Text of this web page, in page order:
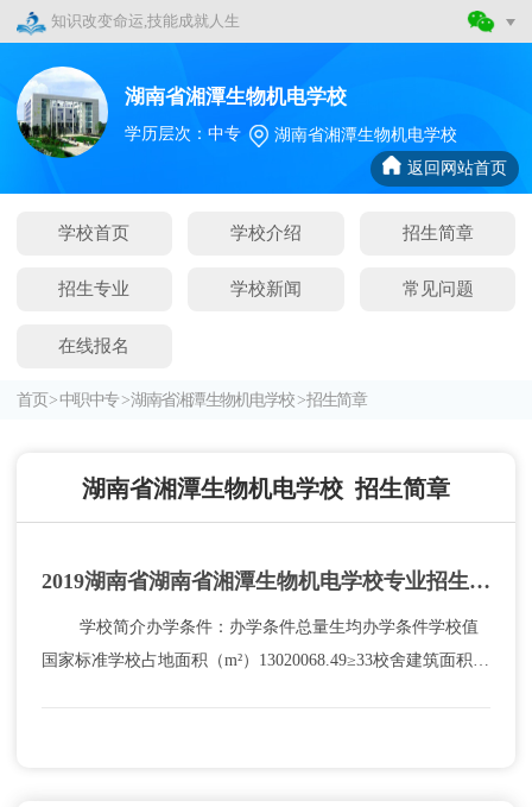
知识改变命运,技能成就人生
湖南省湘潭生物机电学校
湖南省湘潭生物机电学校
学历层次：中专
返回网站首页
学校首页 学校介绍 招生简章
招生专业 学校新闻 常见问题
在线报名
首页 >中职中专 >湖南省湘潭生物机电学校 >招生简章
湖南省湘潭生物机电学校 招生简章
2019湖南省湖南省湘潭生物机电学校专业招生信息
学校简介办学条件：办学条件总量生均办学条件学校值
国家标准学校占地面积（m²）13020068.49≥33校舍建筑面积